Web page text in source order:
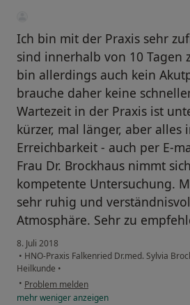
Ich bin mit der Praxis sehr
sind innerhalb von 10 Tagen
bin allerdings auch kein
brauche daher keine
Wartezeit in der Praxis ist
kürzer, mal länger, aber alles
Erreichbarkeit - auch per E-
Frau Dr. Brockhaus nimmt
kompetente Untersuchung.
sehr ruhig und
Atmosphäre. Sehr zu
8. Juli 2018
• HNO-Praxis Falkenried Dr.med. Sylvia
Heilkunde •
• Problem melden
mehrwenigeranzeigen